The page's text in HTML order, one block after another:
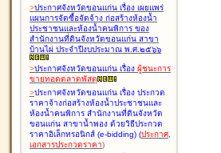
>ประกาศจังหวัดขอนแก่น เรื่อง เผยแพร่
แผนการจัดซื้อจัดจ้าง ก่อสร้างห้องน้ำ
ประชาชนและห้องน้ำคนพิการ ของ
สำนักงานที่ดินจังหวัดขอนแก่น สาขา
บ้านไผ่ ประจำปีงบประมาณ พ.ศ.๒๕๖๖
>ประกาศจังหวัดขอนแก่น เรื่อง ผู้ชนะการ
ขายทอดตลาดพัสดุ
>ประกาศจังหวัดขอนแก่น เรื่อง ประกวด
ราคาจ้างก่อสร้างห้องน้ำประชาชนและ
ห้องน้ำคนพิการ สำนักงานที่ดินจังหวัด
ขอนแก่น สาขาน้ำพอง ด้วยวิธีประกวด
ราคาอิเล็กทรอนิกส์ (e-bidding) (ประกาศ,
เอกสารประกวดราคา)